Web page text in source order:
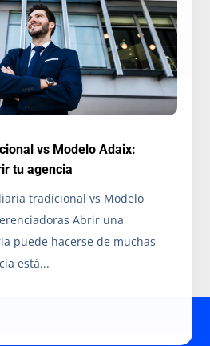
vs Modelo Adaix:
tu agencia
tradicional vs Modelo
Abrir una
puede hacerse de muchas
está...